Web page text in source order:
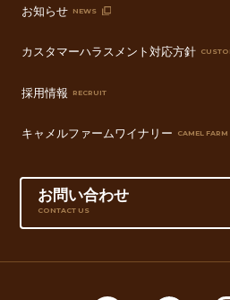
お知らせ NEWS
カスタマーハラスメント対応方針
採用情報 RECRUIT
キャメルファームワイナリー CAMEL
お問い合わせ
CONTACT US